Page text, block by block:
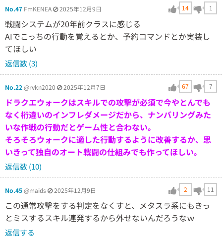
No.47 FmKENEA 2025年12月9日 14 1
戦闘システムが20年前クラスに感じる
AIでこっちの行動を覚えるとか、予約コマンドとか実装し
てほしい
返信数 (3)
No.22@rvkn2020 2025年12月7日 67 7
ドラクエウォークはスキルでの攻撃が必須で今やとんでも
なく桁違いのインフレダメージだから、ナンバリングみた
いな作戦の行動だとゲーム性と合わない。
そろそろウォークに適した行動するように改善するか、思
いきって独自のオート戦闘の仕組みでも作ってほしい。
返信数 (10)
No.45@maids 2025年12月9日 2 11
この通常攻撃をする判定をなくすと、メタスラ系にもきっ
とミスするスキル連発するから外せないんだろうなｗ
返信する